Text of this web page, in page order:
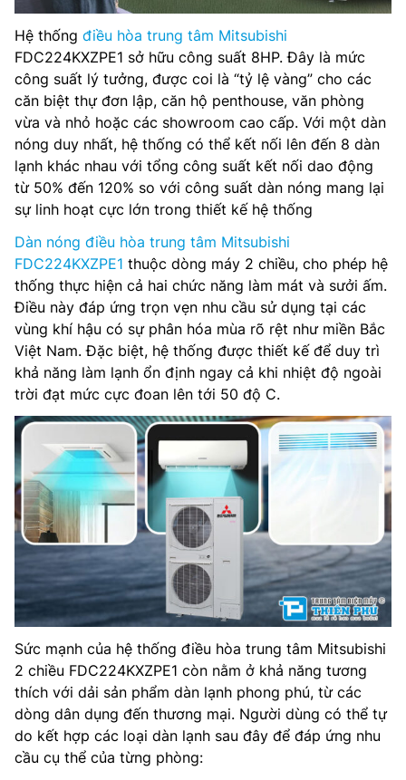
Hệ thống điều hòa trung tâm Mitsubishi
FDC224KXZPE1 sở hữu công suất 8HP. Đây là mức
công suất lý tưởng, được coi là “tỷ lệ vàng” cho các
căn biệt thự đơn lập, căn hộ penthouse, văn phòng
vừa và nhỏ hoặc các showroom cao cấp. Với một dàn
nóng duy nhất, hệ thống có thể kết nối lên đến 8 dàn
lạnh khác nhau với tổng công suất kết nối dao động
từ 50% đến 120% so với công suất dàn nóng mang lại
sự linh hoạt cực lớn trong thiết kế hệ thống
Dàn nóng điều hòa trung tâm Mitsubishi
FDC224KXZPE1 thuộc dòng máy 2 chiều, cho phép hệ
thống thực hiện cả hai chức năng làm mát và sưởi ấm.
Điều này đáp ứng trọn vẹn nhu cầu sử dụng tại các
vùng khí hậu có sự phân hóa mùa rõ rệt như miền Bắc
Việt Nam. Đặc biệt, hệ thống được thiết kế để duy trì
khả năng làm lạnh ổn định ngay cả khi nhiệt độ ngoài
trời đạt mức cực đoan lên tới 50 độ C.
Sức mạnh của hệ thống điều hòa trung tâm Mitsubishi
2 chiều FDC224KXZPE1 còn nằm ở khả năng tương
thích với dải sản phẩm dàn lạnh phong phú, từ các
dòng dân dụng đến thương mại. Người dùng có thể tự
do kết hợp các loại dàn lạnh sau đây để đáp ứng nhu
cầu cụ thể của từng phòng: